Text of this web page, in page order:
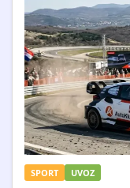
SPORT UVOZ